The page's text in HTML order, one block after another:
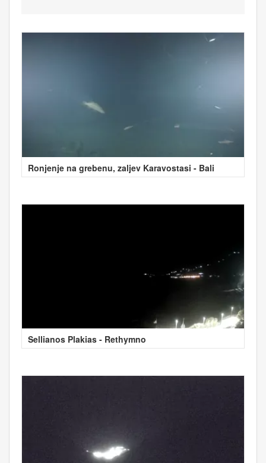
Ronjenje na grebenu, zaljev Karavostasi - Bali
Sellianos Plakias - Rethymno